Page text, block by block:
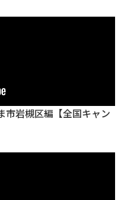
市岩槻区編【全国キャン